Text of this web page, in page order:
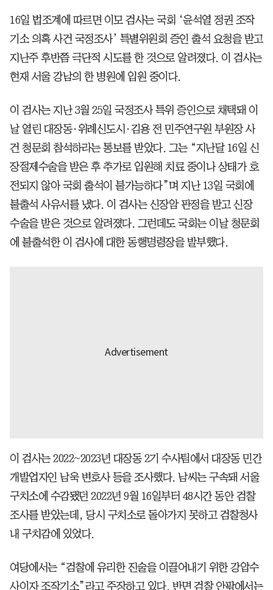
16일 법조계에 따르면 이모 검사는 국회 ‘윤석열 정권 조작
기소 의혹 사건 국정조사’ 특별위원회 증인 출석 요청을 받고
지난주 후반쯤 극단적 시도를 한 것으로 알려졌다. 이 검사는
현재 서울 강남의 한 병원에 입원 중이다.
이 검사는 지난 3월 25일 국정조사 특위 증인으로 채택돼 이
날 열린 대장동·위례신도시·김용 전 민주연구원 부원장 사
건 청문회 참석하라는 통보를 받았다. 그는 “지난달 16일 신
장절제수술을 받은 후 추가로 입원해 치료 중이나 상태가 호
전되지 않아 국회 출석이 불가능하다”며 지난 13일 국회에
불출석 사유서를 냈다. 이 검사는 신장암 판정을 받고 신장
수술을 받은 것으로 알려졌다. 그런데도 국회는 이날 청문회
에 불출석한 이 검사에 대한 동행명령장을 발부했다.
이 검사는 2022~2023년 대장동 2기 수사팀에서 대장동 민간
개발업자인 남욱 변호사 등을 조사했다. 남씨는 구속돼 서울
구치소에 수감됐던 2022년 9월 16일부터 48시간 동안 검찰
조사를 받았는데, 당시 구치소로 돌아가지 못하고 검찰청사
내 구치감에 있었다.
여당에서는 “검찰에 유리한 진술을 이끌어내기 위한 강압수
사이자 조작기소”라고 주장하고 있다. 반면 검찰 안팎에서는